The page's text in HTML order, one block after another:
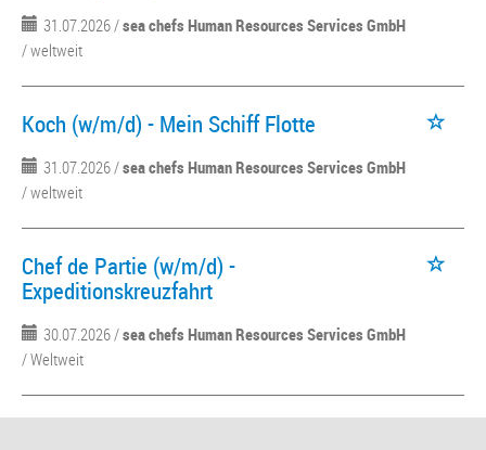
31.07.2026 /sea chefs Human Resources Services GmbH
/ weltweit
Koch (w/m/d) - Mein Schiff Flotte
31.07.2026 /sea chefs Human Resources Services GmbH
/ weltweit
Chef de Partie (w/m/d) -
Expeditionskreuzfahrt
30.07.2026 /sea chefs Human Resources Services GmbH
/ Weltweit